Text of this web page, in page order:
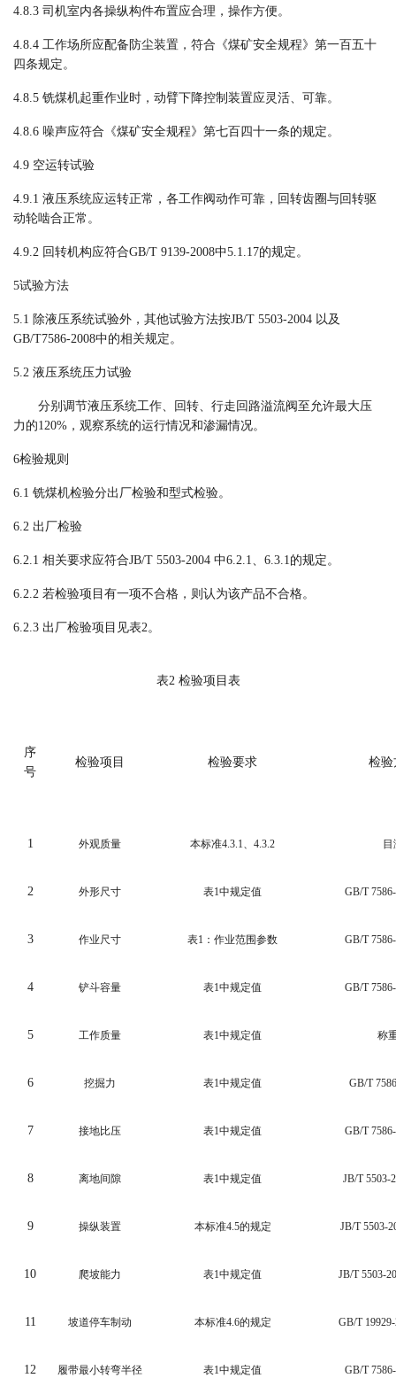
4.8.3 司机室内各操纵构件布置应合理，操作方便。
4.8.4 工作场所应配备防尘装置， 符合《煤矿安全规程》第一百五十
四条规定。
4.8.5 铣煤机起重作业时，动臂下降控制装置应灵活、可靠。
4.8.6 噪声应符合 《煤矿安全规程》第七百四十一条的规定。
4.9 空运转试验
4.9.1 液压系统应运转正常，各工作阀动作可靠，回转齿圈与回转驱
动轮啮合正常。
4.9.2 回转机构应符合GB/T 9139-2008中5.1.17的规定。
5试验方法
5.1 除液压系统试验外，其他试验方法按JB/T 5503-2004 以及
GB/T7586-2008中的相关规定。
5.2 液压系统压力试验
分别调节液压系统工作、回转、行走回路溢流阀至允许最大压
力的120%，观察系统的运行情况和渗漏情况。
6检验规则
6.1 铣煤机检验分出厂检验和型式检验。
6.2 出厂检验
6.2.1 相关要求应符合JB/T 5503-2004 中6.2.1、 6.3.1的规定。
6.2.2 若检验项目有一项不合格，则认为该产品不合格。
6.2.3 出厂检验项目见表2。
表2 检验项目表
序
号
检验项目 检验要求 检验
1 外观质量 本标准4.3.1、 4.3.2 目
2 外形尺寸 表1中规定值 GB/T
3 作业尺寸 表1 ：作业范围参数 GB/T
4 铲斗容量 表1中规定值 GB/T
5 工作质量 表1中规定值 称
6 挖掘力 表1中规定值 GB/T
7 接地比压 表1中规定值 GB/T
8 离地间隙 表1中规定值 JB/T 5503-
9 操纵装置 本标准4.5的规定 JB/T 5503-
10 爬坡能力 表1中规定值 JB/T 5503-
11 坡道停车制动 本标准4.6的规定 GB/T
12 履带最小转弯半径 表1中规定值 GB/T